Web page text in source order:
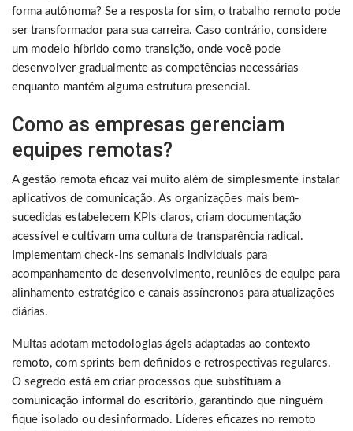
forma autônoma? Se a resposta for sim, o trabalho remoto pode
ser transformador para sua carreira. Caso contrário, considere
um modelo híbrido como transição, onde você pode
desenvolver gradualmente as competências necessárias
enquanto mantém alguma estrutura presencial.
Como as empresas gerenciam
equipes remotas?
A gestão remota eficaz vai muito além de simplesmente instalar
aplicativos de comunicação. As organizações mais bem-
sucedidas estabelecem KPIs claros, criam documentação
acessível e cultivam uma cultura de transparência radical.
Implementam check-ins semanais individuais para
acompanhamento de desenvolvimento, reuniões de equipe para
alinhamento estratégico e canais assíncronos para atualizações
diárias.
Muitas adotam metodologias ágeis adaptadas ao contexto
remoto, com sprints bem definidos e retrospectivas regulares.
O segredo está em criar processos que substituam a
comunicação informal do escritório, garantindo que ninguém
fique isolado ou desinformado. Líderes eficazes no remoto